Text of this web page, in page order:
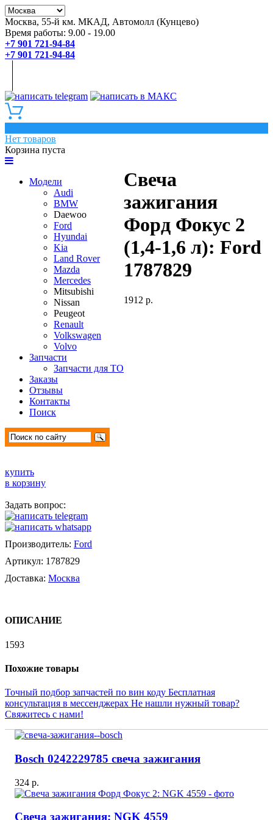
Москва, 55-й км. МКАД, Автомолл (Кунцево)
Время работы: 9.00 - 19.00
+7 901 721-94-84
+7 901 721-94-84
Нет товаров
Корзина пуста
Модели
Audi
BMW
Daewoo
Ford
Hyundai
Kia
Land Rover
Mazda
Mercedes
Mitsubishi
Nissan
Peugeot
Renault
Volkswagen
Volvo
Запчасти
Запчасти для ТО
Заказы
Отзывы
Контакты
Поиск
Свеча
зажигания
Форд Фокус 2
(1,4-1,6 л): Ford
1787829
1912 р.
купить
в корзину
Задать вопрос:
Производитель: Ford
Артикул: 1787829
Доставка: Москва
ОПИСАНИЕ
1593
Похожие товары
Точный подбор запчастей по вин коду Бесплатная
консультация в мессенджерах Не нашли нужный товар?
Свяжитесь с нами!
Bosch 0242229785 свеча зажигания
324 р.
Свеча зажигания: NGK 4559